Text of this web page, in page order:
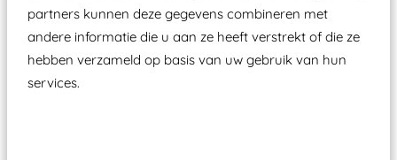
partners kunnen deze gegevens combineren met
andere informatie die u aan ze heeft verstrekt of die ze
hebben verzameld op basis van uw gebruik van hun
services.
Elk speeltoestel in de openbare ruimte voorzien
moet zijn van een typekeuring, -plaatje en
certificering, uitgegeven door een Nederlands
aangewezen keuringsinstantie?